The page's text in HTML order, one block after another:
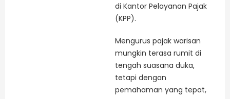
di Kantor Pelayanan Pajak
(KPP).
Mengurus pajak warisan
mungkin terasa rumit di
tengah suasana duka,
tetapi dengan
pemahaman yang tepat,